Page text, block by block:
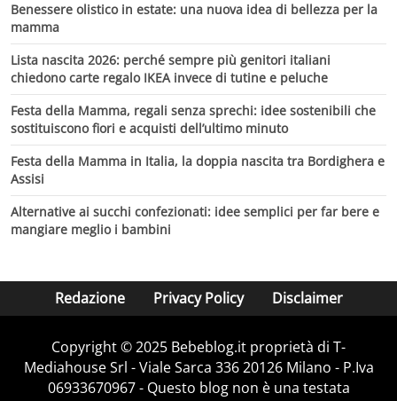
Benessere olistico in estate: una nuova idea di bellezza per la
mamma
Lista nascita 2026: perché sempre più genitori italiani
chiedono carte regalo IKEA invece di tutine e peluche
Festa della Mamma, regali senza sprechi: idee sostenibili che
sostituiscono fiori e acquisti dell’ultimo minuto
Festa della Mamma in Italia, la doppia nascita tra Bordighera e
Assisi
Alternative ai succhi confezionati: idee semplici per far bere e
mangiare meglio i bambini
Redazione Privacy Policy Disclaimer
Copyright © 2025 Bebeblog.it proprietà di T-
Mediahouse Srl - Viale Sarca 336 20126 Milano - P.Iva
06933670967 - Questo blog non è una testata